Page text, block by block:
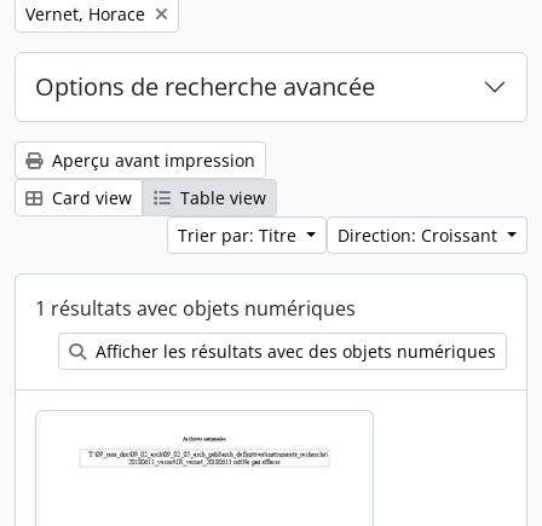
Remove filter:
Vernet, Horace
Options de recherche avancée
Aperçu avant impression
Card view
Table view
Trier par: Titre
Direction: Croissant
1 résultats avec objets numériques
Afficher les résultats avec des objets numériques